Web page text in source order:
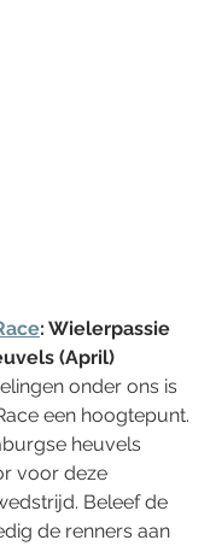
: Wielerpassie
(April)
onder ons is
een hoogtepunt.
heuvels
voor deze
Beleef de
de renners aan